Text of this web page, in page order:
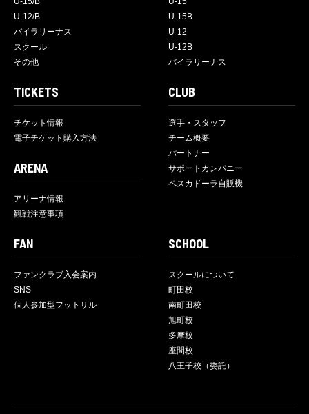
U-12/B
バイラリーナス
スクール
その他
U-15B
U-12
U-12B
バイラリーナス
TICKETS
チケット情報
電子チケット購入方法
ARENA
アリーナ情報
観戦注意事項
CLUB
選手・スタッフ
チーム概要
パートナー
サポートカンパニー
ペスカドーラ自販機
FAN
ファンクラブ入会案内
SNS
個人参加型フットサル
SCHOOL
スクールについて
町田校
南町田校
旭町校
多摩校
座間校
八王子校（委託）